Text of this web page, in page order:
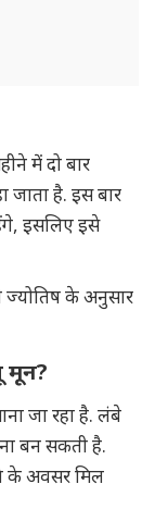
में दो बार
जाता है. इस बार
इसलिए इसे
ज्योतिष के अनुसार
मून?
जा रहा है. लंबे
बन सकती है.
के अवसर मिल